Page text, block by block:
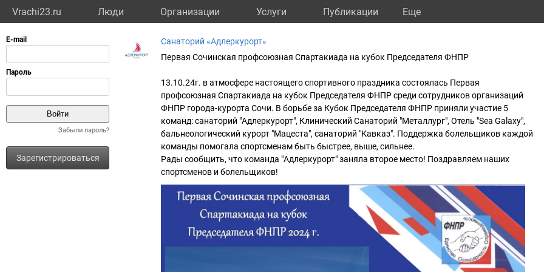
Vrachi23.ru Люди Организации Услуги Публикации Eще
Забыли пароль?
Зарегистрироваться
Санаторий «Адлеркурорт»
Первая Сочинская профсоюзная Спартакиада на кубок Председателя ФНПР
13.10.24г. в атмосфере настоящего спортивного праздника состоялась Первая
профсоюзная Спартакиада на кубок Председателя ФНПР среди сотрудников организаций
ФНПР города-курорта Сочи. В борьбе за Кубок Председателя ФНПР приняли участие 5
команд: санаторий "Адлеркурорт", Клинический Санаторий "Металлург", Отель "Sea Galaxy",
бальнеологический курорт "Мацеста", санаторий "Кавказ". Поддержка болельщиков каждой
команды помогала спортсменам быть быстрее, выше, сильнее.
Рады сообщить, что команда "Адлеркурорт" заняла второе место! Поздравляем наших
спортсменов и болельщиков!